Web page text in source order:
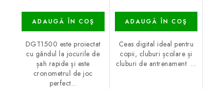
ADAUGĂ ÎN COŞ
DGT1500 este proiectat
cu gândul la jocurile de
șah rapide și este
cronometrul de joc
perfect...
ADAUGĂ ÎN COŞ
Ceas digital ideal pentru
copii, cluburi școlare și
cluburi de antrenament ...